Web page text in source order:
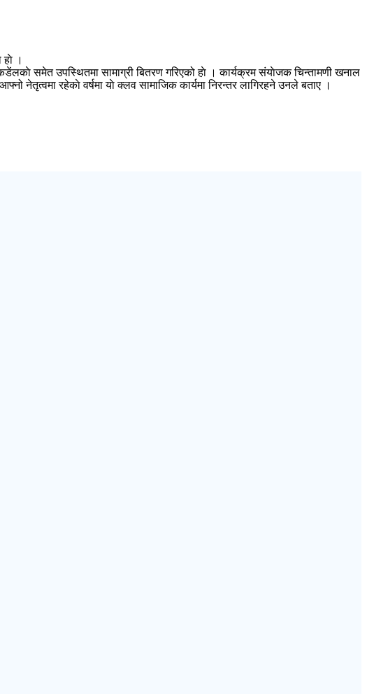
।
समेत उपस्थितमा सामाग्री बितरण गरिएको हाे । कार्यक्रम संयाेजक चिन्तामणी खनाल
नेतृत्वमा रहेकाे वर्षमा याे क्लव सामाजिक कार्यमा निरन्तर लागिरहने उनले बताए ।